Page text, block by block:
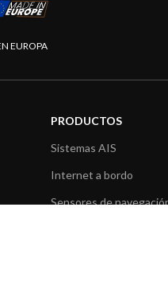
EUROPA
PRODUCTOS
Sistemas AIS
Internet a bordo
Sensores de